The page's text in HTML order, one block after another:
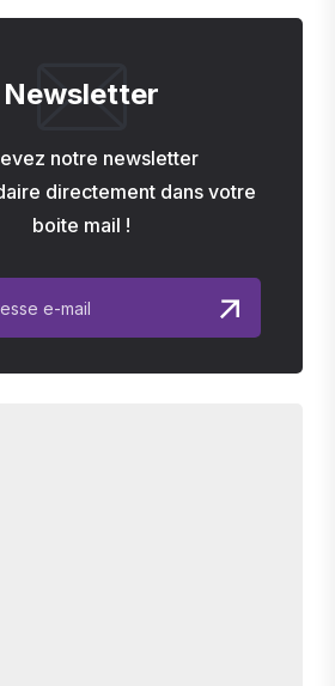
Newsletter
notre newsletter
directement dans votre
boite mail !